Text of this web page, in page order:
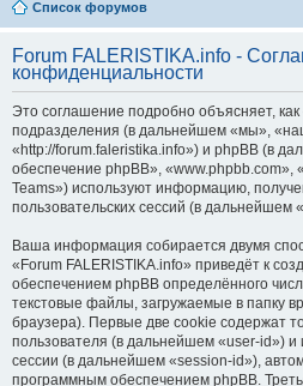
Список форумов
Forum FALERISTIKA.info -
конфиденциальности
Это соглашение подробно объясняет,
подразделения (в дальнейшем «мы»,
«http://forum.faleristika.info») и phpBB (в
обеспечение phpBB», «www.phpbb.com»,
Teams») используют информацию,
пользовательских сессий (в
Ваша информация собирается двумя
«Forum FALERISTIKA.info» приведёт к
обеспечением phpBB определённого
текстовые файлы, загружаемые в папку
браузера). Первые две cookie содержат
пользователя (в дальнейшем «user-id»)
сессии (в дальнейшем «session-id»),
программным обеспечением phpBB.